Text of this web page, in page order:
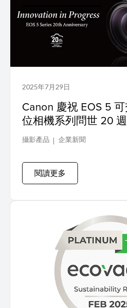
2025年7月29日
Canon 慶祝 EOS 5
位相機系列問世 20
攝影產品 企業新聞
閱讀更多